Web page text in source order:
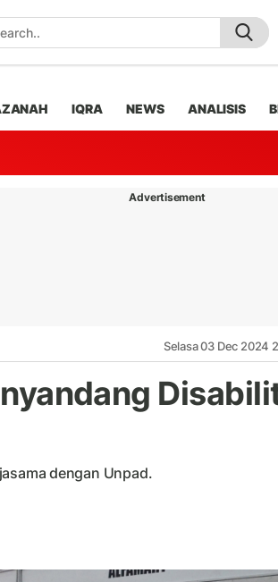
IQRA NEWS ANALISIS
Advertisement
Selasa 03 Dec 2024
dengan Unpad.